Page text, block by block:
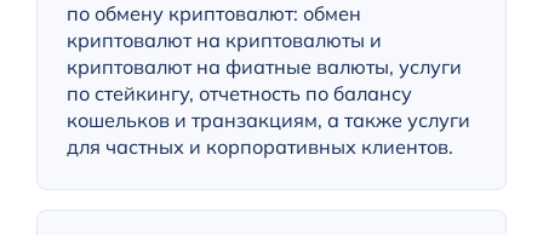
по обмену криптовалют: обмен
криптовалют на криптовалюты и
криптовалют на фиатные валюты, услуги
по стейкингу, отчетность по балансу
кошельков и транзакциям, а также услуги
для частных и корпоративных клиентов.